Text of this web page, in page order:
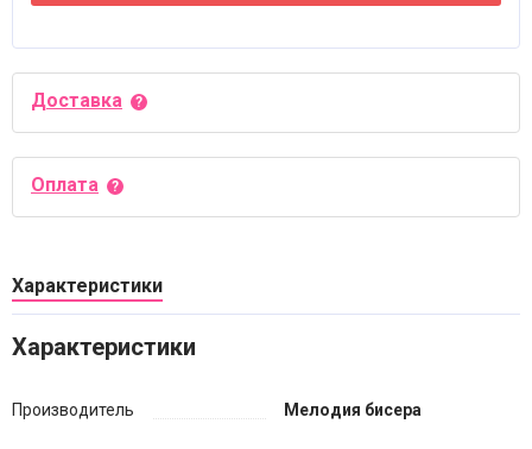
Доставка
Оплата
Характеристики
Характеристики
Производитель Мелодия бисера